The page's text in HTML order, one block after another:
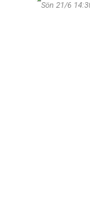
Sön 21/6